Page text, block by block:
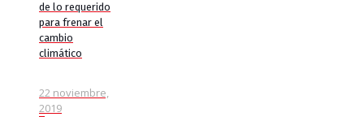
de lo requerido
para frenar el
cambio
climático
22 noviembre,
2019